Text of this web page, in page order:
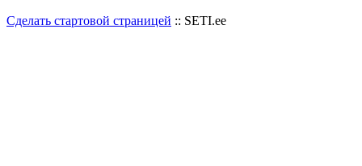
Сделать стартовой страницей :: SETI.ee